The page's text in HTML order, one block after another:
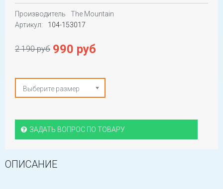
Производитель
The Mountain
Артикул:
104-153017
2 190 руб 990 руб
Выберите размер
ЗАДАТЬ ВОПРОС ПО ТОВАРУ
ОПИСАНИЕ